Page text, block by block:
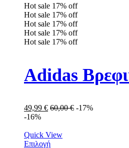
Hot sale 17% off
Hot sale 17% off
Hot sale 17% off
Hot sale 17% off
Hot sale 17% off
Adidas
49,99 € 60,00€ -17%
-16%
Quick View
Επιλογή